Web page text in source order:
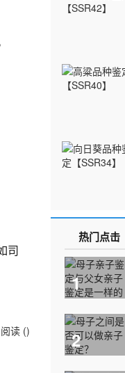
司
阅读 ()
热门点击
1
2